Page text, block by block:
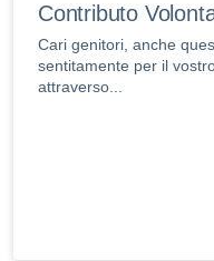
Contributo
Cari genitori, anche
sentitamente per il
attraverso...